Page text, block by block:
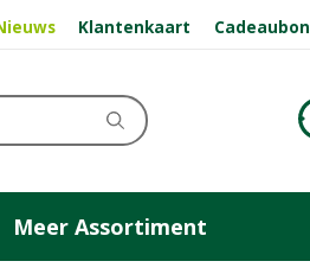
Klantenkaart Cadeaubon
Meer Assortiment